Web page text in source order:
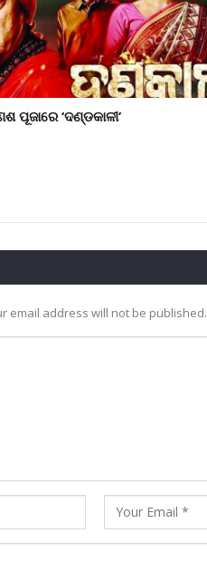
ପୂଜାରେ ‘ଦଣ୍ଡକାଳୀ’
email address will not be published.